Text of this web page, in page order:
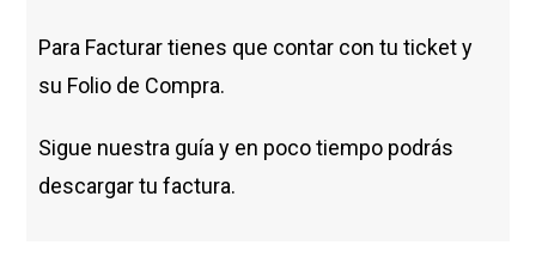
Para Facturar tienes que contar con tu ticket y
su Folio de Compra.
Sigue nuestra guía y en poco tiempo podrás
descargar tu factura.